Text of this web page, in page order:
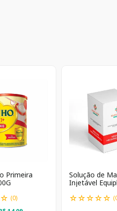
Primeira
☆ (0)
Solução de
Injetável
☆☆☆☆☆ (